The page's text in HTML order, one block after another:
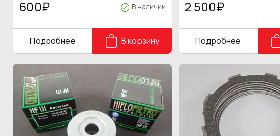
600₽ В наличии
Подробнее В корзину
2 500₽
Подробнее